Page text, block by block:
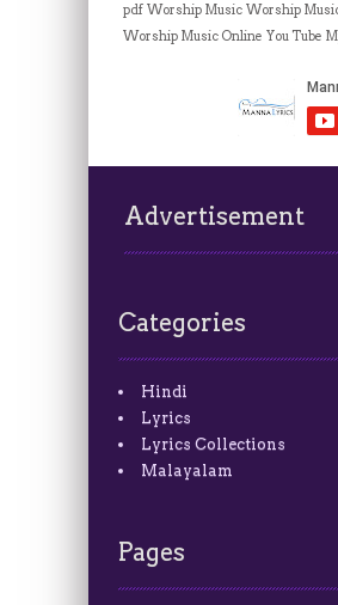
pdf Worship Music Worship
Worship Music Online You Tube
Advertisement
Categories
Hindi
Lyrics
Lyrics Collections
Malayalam
Pages